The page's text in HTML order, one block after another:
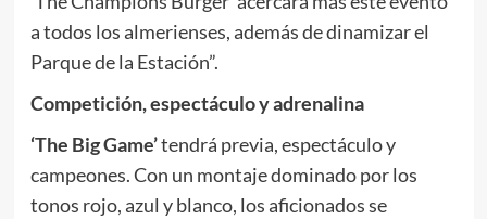
a todos los almerienses, además de dinamizar el
Parque de la Estación”.
Competición, espectáculo y adrenalina
‘The Big Game’tendrá previa, espectáculo y
campeones. Con un montaje dominado por los
tonos rojo, azul y blanco, los aficionados se